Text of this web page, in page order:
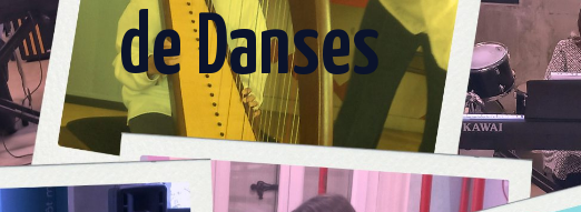
de Danses